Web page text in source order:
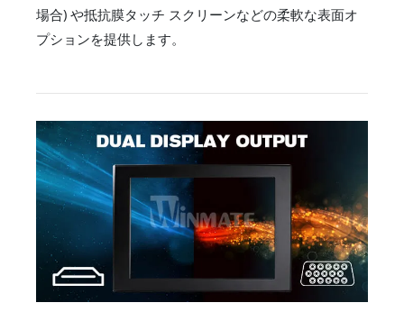
場合) や抵抗膜タッチ スクリーンなどの柔軟な表面オ
プションを提供します。